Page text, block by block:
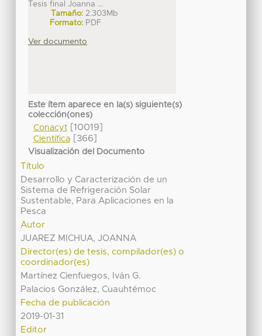
Tesis final Joanna ...
Tamaño: 2.303Mb
Formato: PDF
Ver documento
Este ítem aparece en la(s) siguiente(s)
colección(ones)
Conacyt[10019]
Científica[366]
Visualización del Documento
Título
Desarrollo y Caracterización de un
Sistema de Refrigeración Solar
Sustentable, Para Aplicaciones en la
Pesca
Autor
JUAREZ MICHUA, JOANNA
Director(es) de tesis, compilador(es) o
coordinador(es)
Martínez Cienfuegos, Iván G.
Palacios González, Cuauhtémoc
Fecha de publicación
2019-01-31
Editor